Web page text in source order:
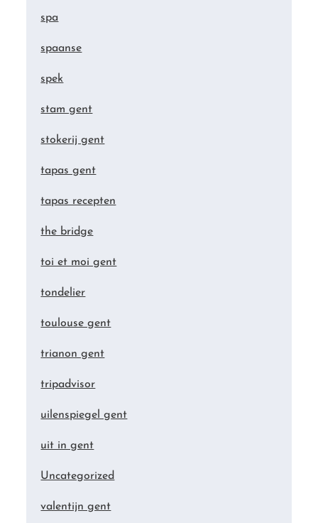
spa
spaanse
spek
stam gent
stokerij gent
tapas gent
tapas recepten
the bridge
toi et moi gent
tondelier
toulouse gent
trianon gent
tripadvisor
uilenspiegel gent
uit in gent
Uncategorized
valentijn gent